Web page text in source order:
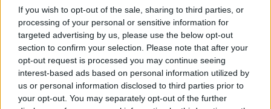
If you wish to opt-out of the sale, sharing to third parties, or
processing of your personal or sensitive information for
targeted advertising by us, please use the below opt-out
section to confirm your selection. Please note that after your
opt-out request is processed you may continue seeing
interest-based ads based on personal information utilized by
us or personal information disclosed to third parties prior to
your opt-out. You may separately opt-out of the further
Předchozí článek
O víkendu na hudební country
festival Muzika Příbram
Následující článek
Mírné zlevnění lunaparkům
a zdražení cirkusů, zřejmě
Příbrami neprospěje